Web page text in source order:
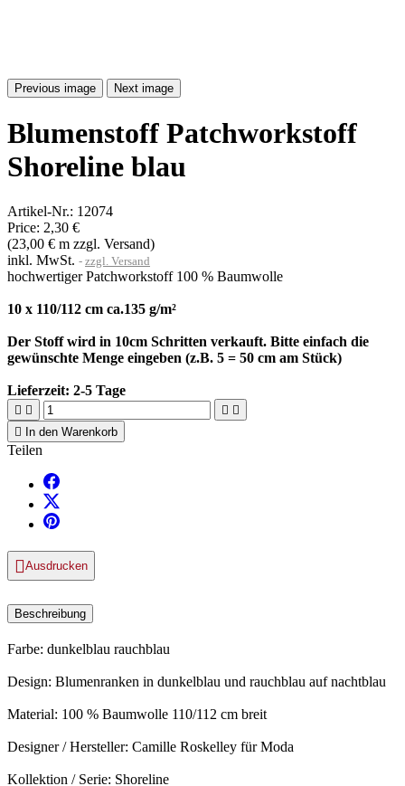
Previous image Next image
Blumenstoff Patchworkstoff
Shoreline blau
Artikel-Nr.: 12074
Price: 2,30 €
(23,00 € m zzgl. Versand)
inkl. MwSt.
zzgl. Versand
hochwertiger Patchworkstoff 100 % Baumwolle
10 x 110/112 cm ca.135 g/m²
Der Stoff wird in 10cm Schritten verkauft. Bitte einfach die
gewünschte Menge eingeben (z.B. 5 = 50 cm am Stück)
Lieferzeit: 2-5 Tage
   

In den Warenkorb
Teilen
Ausdrucken
Beschreibung
Farbe: dunkelblau rauchblau
Design: Blumenranken in dunkelblau und rauchblau auf nachtblau
Material: 100 % Baumwolle 110/112 cm breit
Designer / Hersteller: Camille Roskelley für Moda
Kollektion / Serie: Shoreline